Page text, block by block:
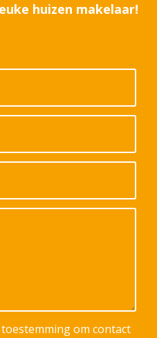
huizen makelaar!
om contact